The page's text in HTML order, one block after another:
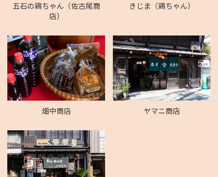
五石の鶏ちゃん（佐古尾商
店）
きじま（鶏ちゃん）
畑中商店 ヤマニ商店